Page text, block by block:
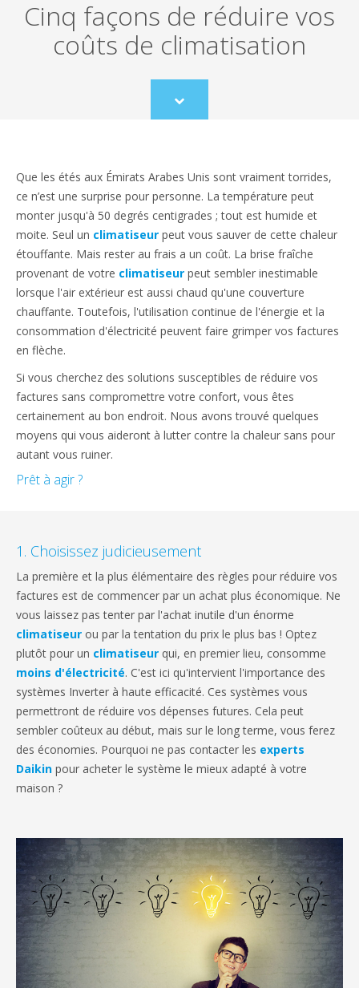
Cinq façons de réduire vos
coûts de climatisation
Scroll
to
Que les étés aux Émirats Arabes Unis sont vraiment torrides,
ce n’est une surprise pour personne. La température peut
monter jusqu'à 50 degrés centigrades ; tout est humide et
moite. Seul un climatiseur peut vous sauver de cette chaleur
étouffante. Mais rester au frais a un coût. La brise fraîche
provenant de votre climatiseur peut sembler inestimable
lorsque l'air extérieur est aussi chaud qu'une couverture
chauffante. Toutefois, l'utilisation continue de l'énergie et la
consommation d'électricité peuvent faire grimper vos factures
en flèche.
Si vous cherchez des solutions susceptibles de réduire vos
factures sans compromettre votre confort, vous êtes
certainement au bon endroit. Nous avons trouvé quelques
moyens qui vous aideront à lutter contre la chaleur sans pour
autant vous ruiner.
Prêt à agir ?
1. Choisissez judicieusement
La première et la plus élémentaire des règles pour réduire vos
factures est de commencer par un achat plus économique. Ne
vous laissez pas tenter par l'achat inutile d'un énorme
climatiseur ou par la tentation du prix le plus bas ! Optez
plutôt pour un climatiseur qui, en premier lieu, consomme
moins d'électricité. C'est ici qu'intervient l'importance des
systèmes Inverter à haute efficacité. Ces systèmes vous
permettront de réduire vos dépenses futures. Cela peut
sembler coûteux au début, mais sur le long terme, vous ferez
des économies. Pourquoi ne pas contacter les experts
Daikin pour acheter le système le mieux adapté à votre
maison ?